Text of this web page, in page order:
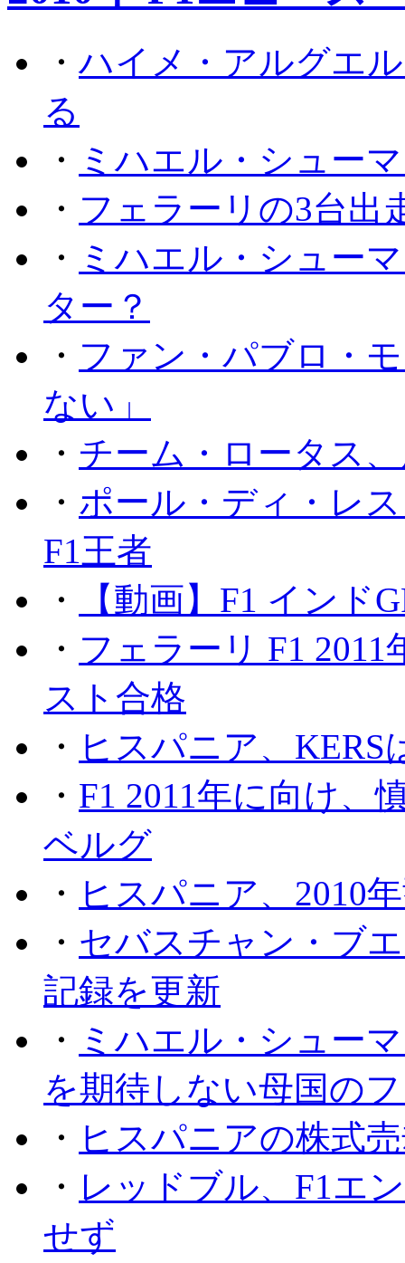
・ハイメ・アルグエ
る
・ ミハエル・シュー
・ フェラーリの3台出
・ ミハエル・シュー
ター？
・ ファン・パブロ・
ない」
・ チーム・ロータス
・ ポール・ディ・レ
F1王者
・
【動画】F1 インド
・ フェラーリ F1
スト合格
・ ヒスパニア、KERS
・ F1 2011年に向け、
ベルグ
・ ヒスパニア、2010
・ セバスチャン・ブ
記録を更新
・ ミハエル・シュー
を期待しない母国の
・ ヒスパニアの株式
・ レッドブル、F1エ
せず